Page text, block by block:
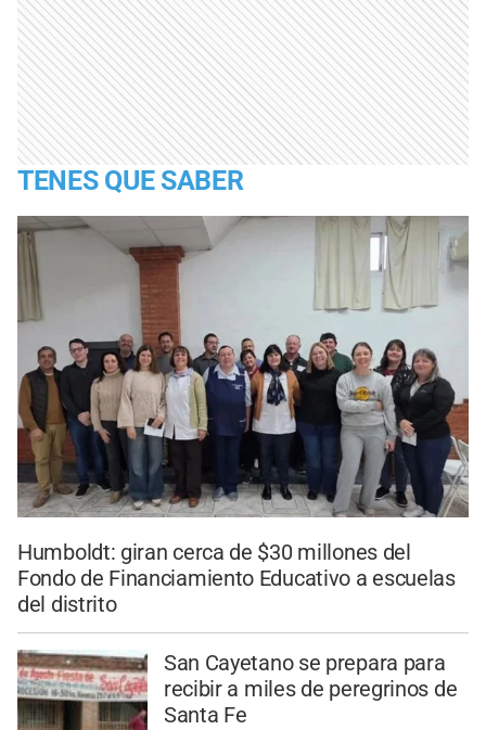
TENES QUE SABER
Humboldt: giran cerca de $30 millones del
Fondo de Financiamiento Educativo a escuelas
del distrito
San Cayetano se prepara para
recibir a miles de peregrinos de
Santa Fe